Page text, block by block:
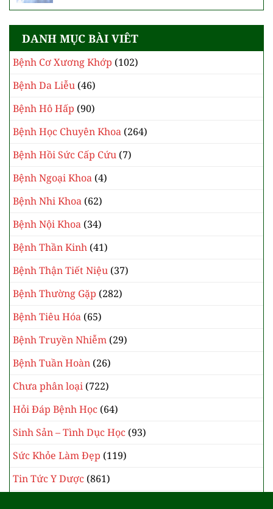
DANH MỤC BÀI VIÊT
Bệnh Cơ Xương Khớp (102)
Bệnh Da Liễu (46)
Bệnh Hô Hấp (90)
Bệnh Học Chuyên Khoa (264)
Bệnh Hồi Sức Cấp Cứu (7)
Bệnh Ngoại Khoa (4)
Bệnh Nhi Khoa (62)
Bệnh Nội Khoa (34)
Bệnh Thần Kinh (41)
Bệnh Thận Tiết Niệu (37)
Bệnh Thường Gặp (282)
Bệnh Tiêu Hóa (65)
Bệnh Truyền Nhiễm (29)
Bệnh Tuần Hoàn (26)
Chưa phân loại (722)
Hỏi Đáp Bệnh Học (64)
Sinh Sản – Tình Dục Học (93)
Sức Khỏe Làm Đẹp (119)
Tin Tức Y Dược (861)